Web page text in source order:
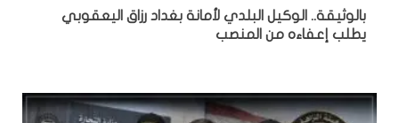
بالوثيقة.. الوكيل البلدي لأمانة بغداد رزاق اليعقوبي
يطلب إعفاءه من المنصب